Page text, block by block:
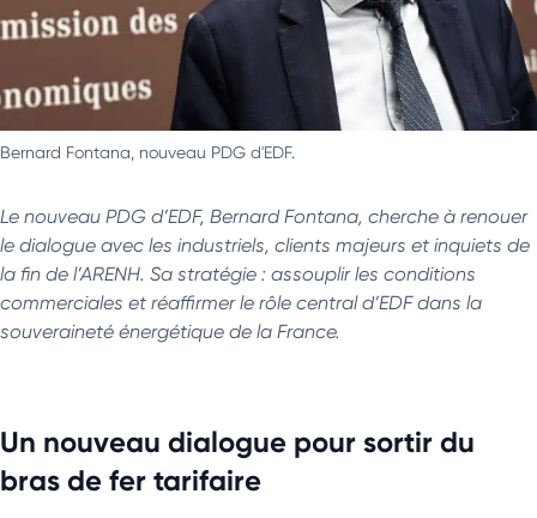
Bernard Fontana, nouveau PDG d'EDF.
Le nouveau PDG d’EDF, Bernard Fontana, cherche à renouer
le dialogue avec les industriels, clients majeurs et inquiets de
la fin de l’ARENH. Sa stratégie : assouplir les conditions
commerciales et réaffirmer le rôle central d’EDF dans la
souveraineté énergétique de la France.
Un nouveau dialogue pour sortir du
bras de fer tarifaire